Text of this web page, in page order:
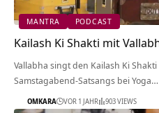
MANTRA PODCAST
Kailash Ki Shakti mit
Vallabha singt den Kailash Ki
Samstagabend-Satsangs bei Yoga…
OMKARA VOR 1 JAHR 903 VIEWS